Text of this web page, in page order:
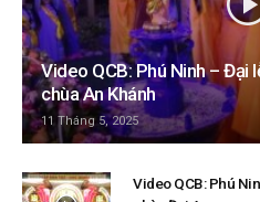
Video QCB: Phú Ninh – Đại
chùa An Khánh
11 Tháng 5, 2025
Video QCB: Phú